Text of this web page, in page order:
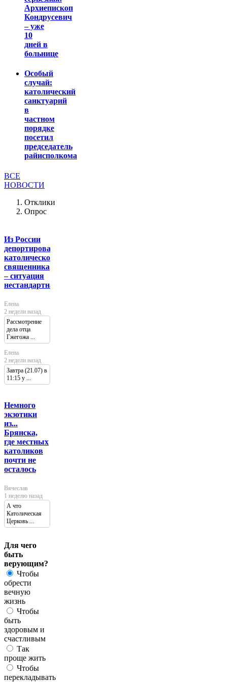
Архиепископ
Кондрусевич
– уже
10
дней в
больнице
Особый
случай:
католический
санктуарий
в
частном
порядке
посетил
председатель
райисполкома
ВСЕ
НОВОСТИ
Отклики
Опрос
Из России
депортировали
католического
священника
– ситуация
нестандартная
Елена
2 недели назад
Рассмотрение
дела отца
Гжегожа ...
Елена
2 недели назад
Завтра (21.07) в
11:15 у ...
Немного
экзотики
из...
Брянска,
где местных
католиков
почти не
осталось
Вячеслав
1 неделю назад
А что
Католическая
Церковь ...
Для чего
быть
верующим?
Чтобы
обрести
вечную
жизнь
Чтобы
быть
здоровым и
счастливым
Так
проще жить
Чтобы
перекладывать